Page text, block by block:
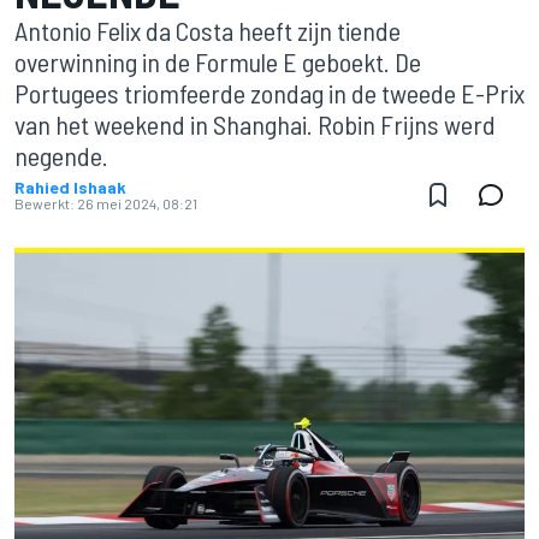
Antonio Felix da Costa heeft zijn tiende
overwinning in de Formule E geboekt. De
Portugees triomfeerde zondag in de tweede E-Prix
van het weekend in Shanghai. Robin Frijns werd
negende.
Rahied Ishaak
Bewerkt: 26 mei 2024, 08:21